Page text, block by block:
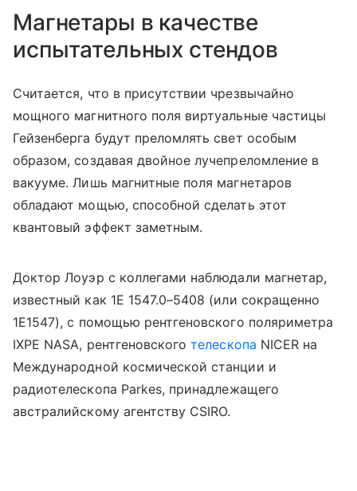
Магнетары в качестве
испытательных стендов
Считается, что в присутствии чрезвычайно
мощного магнитного поля виртуальные частицы
Гейзенберга будут преломлять свет особым
образом, создавая двойное лучепреломление в
вакууме. Лишь магнитные поля магнетаров
обладают мощью, способной сделать этот
квантовый эффект заметным.
Доктор Лоуэр с коллегами наблюдали магнетар,
известный как 1E 1547.0–5408 (или сокращенно
1E1547), с помощью рентгеновского поляриметра
IXPE NASA, рентгеновскоготелескопа NICER на
Международной космической станции и
радиотелескопа Parkes, принадлежащего
австралийскому агентству CSIRO.